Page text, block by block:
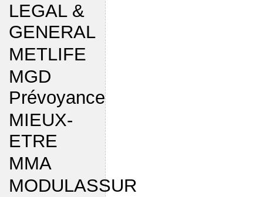
LEGAL &
GENERAL
METLIFE
MGD
Prévoyance
MIEUX-
ETRE
MMA
MODULASSUR